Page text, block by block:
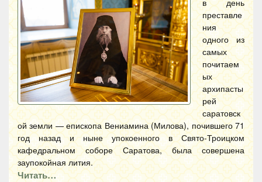
в день
преставле
ния
одного из
самых
почитаем
ых
архипасты
рей
саратовск
ой земли — епископа Вениамина (Милова), почившего 71
год назад и ныне упокоенного в Свято-Троицком
кафедральном соборе Саратова, была совершена
заупокойная лития.
Читать…